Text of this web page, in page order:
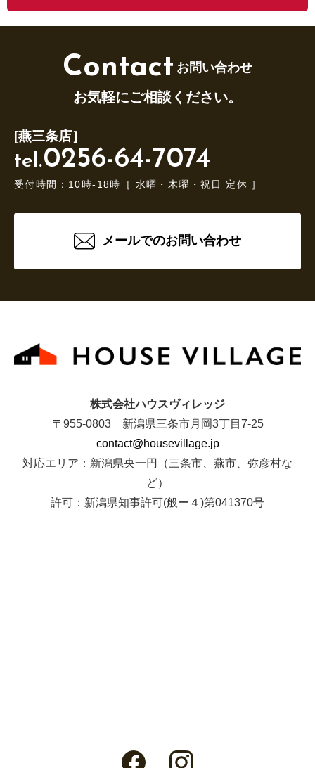
Contact お問い合わせ
お気軽にご相談ください。
[燕三条店］
tel.0256-64-7074
受付時間：10時-18時［ 水曜・木曜・祝日 定休 ］
メールでのお問い合わせ
株式会社ハウスヴィレッジ
〒955-0803 新潟県三条市月岡3丁目7-25
contact@housevillage.jp
対応エリア：新潟県央一円（三条市、燕市、弥彦村な
ど）
許可：新潟県知事許可(般ー４)第041370号